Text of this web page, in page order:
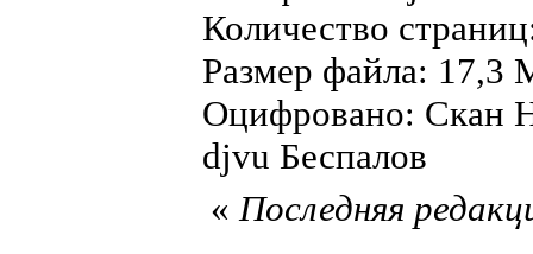
Количество
Размер файла: 17,3
Оцифровано: Скан
djvu Беспалов
«Последняя